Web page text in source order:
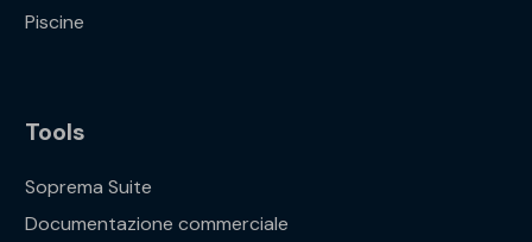
Piscine
Tools
Soprema Suite
Documentazione commerciale